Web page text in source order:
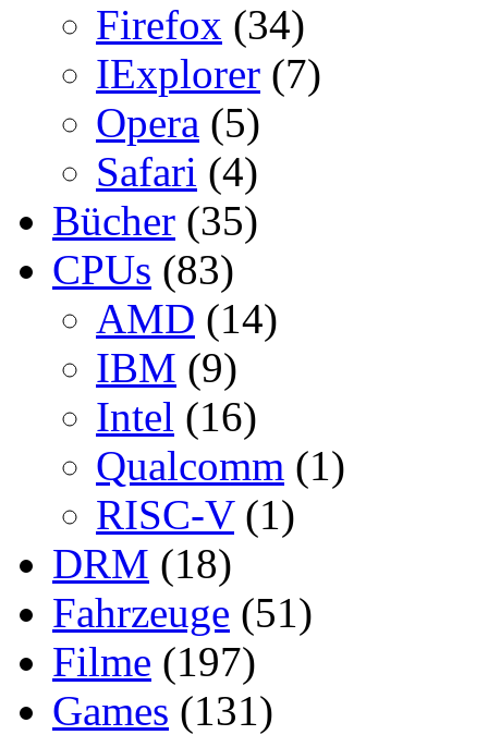
Firefox (34)
IExplorer (7)
Opera (5)
Safari (4)
Bücher (35)
CPUs (83)
AMD (14)
IBM (9)
Intel (16)
Qualcomm (1)
RISC-V(1)
DRM (18)
Fahrzeuge (51)
Filme (197)
Games (131)